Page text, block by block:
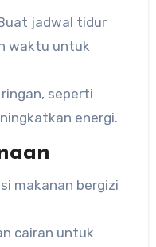
jadwal tidur
waktu untuk
seperti
energi.
makanan bergizi
cairan untuk